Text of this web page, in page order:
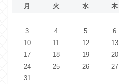
月 火 水 木
3
4 5 6
10
11 12 13
17
18 19 20
24
25 26 27
31